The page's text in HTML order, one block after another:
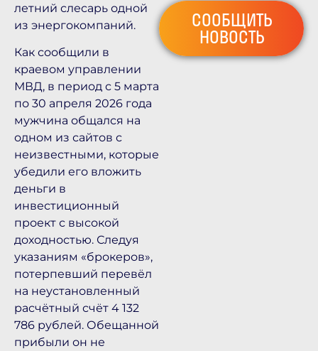
летний слесарь одной
из энергокомпаний.
Как сообщили в
краевом управлении
МВД, в период с 5 марта
по 30 апреля 2026 года
мужчина общался на
одном из сайтов с
неизвестными, которые
убедили его вложить
деньги в
инвестиционный
проект с высокой
доходностью. Следуя
указаниям «брокеров»,
потерпевший перевёл
на неустановленный
расчётный счёт 4 132
786 рублей. Обещанной
прибыли он не
СООБЩИТЬ
НОВОСТЬ